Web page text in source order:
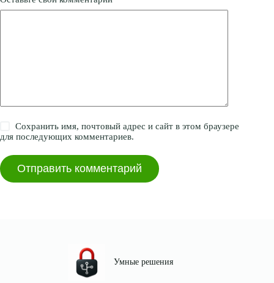
Сохранить имя, почтовый адрес и сайт в этом браузере
для последующих комментариев.
Отправить комментарий
Умные решения